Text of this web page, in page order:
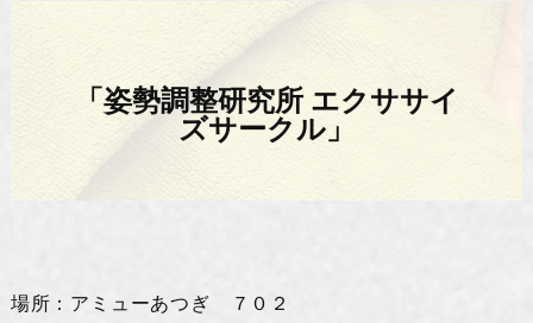
「姿勢調整研究所 エクササイ
ズサークル」
場所：アミューあつぎ ７０２